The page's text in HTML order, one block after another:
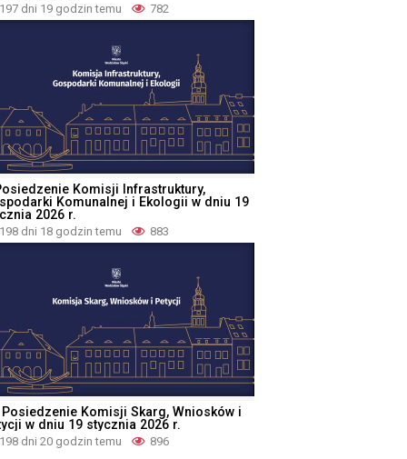
197 dni 19 godzin temu 782
Komisji Infrastruktury,
Komunalnej i Ekologii w dniu 19
2026 r.
198 dni 18 godzin temu 883
Posiedzenie Komisji Skarg, Wniosków i
w dniu 19 stycznia 2026 r.
198 dni 20 godzin temu 896